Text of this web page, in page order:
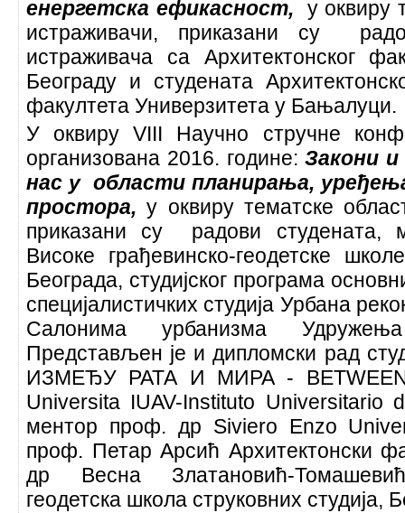
енергетска ефикасност, у оквиру
истраживачи, приказани су
истраживача са Архитектонског
Београду и студената
факултета Универзитета у
У оквиру VIII Научно стручне
организована 2016. године:Закони
нас у области планирања,
простора,у оквиру тематске
приказани су радови студената,
Високе грађевинско-геодетске
Београда, студијског програма
специјалистичких студија Урбана
Салонима урбанизма
Представљен је и дипломски рад
ИЗМЕЂУ РАТА И МИРА - BETWEEN
Universita IUAV-Instituto Universitario
ментор проф. др Siviero Enzo
проф. Петар Арсић Архитектонски
др Весна Златановић-
геодетска школа струковних студија,